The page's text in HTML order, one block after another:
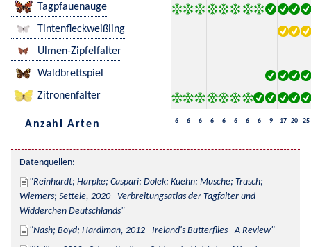
Tagpfauenauge
Tintenfleckweißling
Ulmen-Zipfelfalter
Waldbrettspiel
Zitronenfalter
Anzahl Arten 6 6 6 6 6 6 6 6 9 17 20 25
Datenquellen:
Reinhardt; Harpke; Caspari; Dolek; Kuehn; Musche; Trusch;
Wiemers; Settele, 2020 - Verbreitungsatlas der Tagfalter und
Widderchen Deutschlands
Nash; Boyd; Hardiman, 2012 - Ireland's Butterflies - A Review